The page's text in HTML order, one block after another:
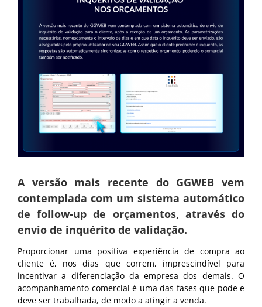
A versão mais recente do GGWEB vem
contemplada com um sistema automático
de follow-up de orçamentos, através do
envio de inquérito de validação.
Proporcionar uma positiva experiência de compra ao
cliente é, nos dias que correm, imprescindível para
incentivar a diferenciação da empresa dos demais. O
acompanhamento comercial é uma das fases que pode e
deve ser trabalhada, de modo a atingir a venda.